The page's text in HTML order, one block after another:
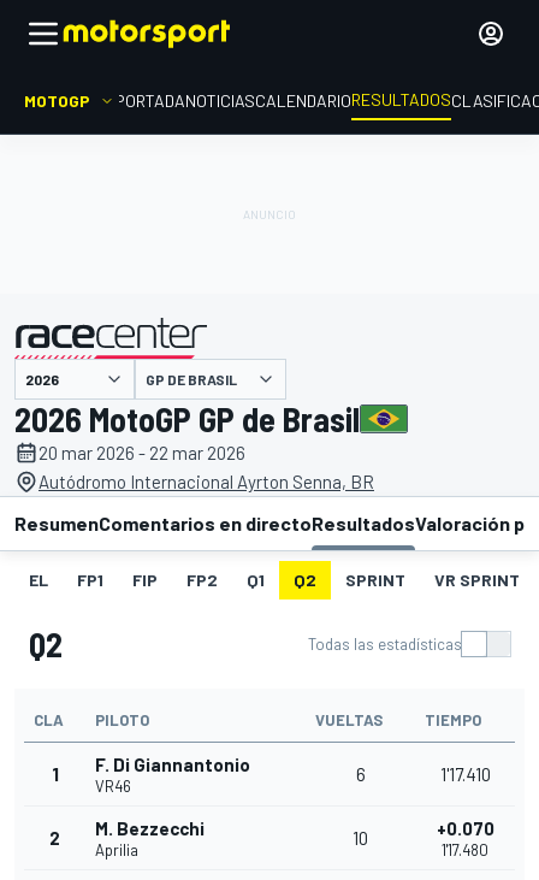
MOTOGP PORTADANOTICIASCALENDARIORESULTADOS
presentado por GP DE BRASIL
2026 MotoGP GP de Brasil
20 mar 2026 - 22 mar 2026
Autódromo Internacional Ayrton Senna, BR
ResumenComentarios en directoResultadosValoración
EL FP1 FIP FP2 Q1 Q2 SPRINT VR SPRINT
Q2 Todas las estadísticas
CLA PILOTO VUELTAS TIEMPO
1 F. Di Giannantonio
VR46
6 1'17.410
2 M. Bezzecchi
Aprilia
10 +0.070
1'17.480